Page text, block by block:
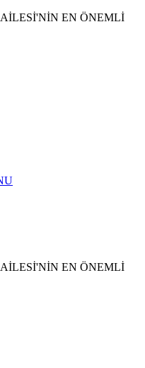
EN ÖNEMLİ
EN ÖNEMLİ